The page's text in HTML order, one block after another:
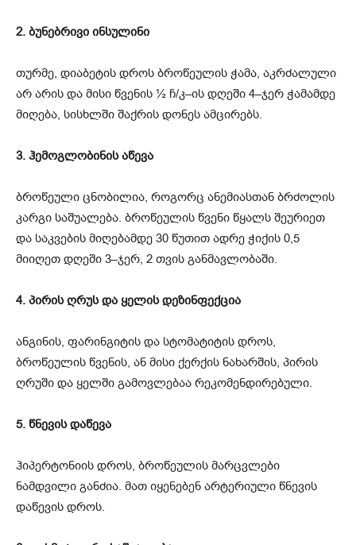
2. ბუნებრივი ინსულინი
თურმე, დიაბეტის დროს ბროწეულის ჭამა, აკრძალული
არ არის და მისი წვენის ½ ჩ/კ–ის დღეში 4–ჯერ ჭამამდე
მიღება, სისხლში შაქრის დონეს ამცირებს.
3. ჰემოგლობინის აწევა
ბროწეული ცნობილია, როგორც ანემიასთან ბრძოლის
კარგი საშუალება. ბროწეულის წვენი წყალს შეურიეთ
და საკვების მიღებამდე 30 წუთით ადრე ჭიქის 0,5
მიიღეთ დღეში 3–ჯერ, 2 თვის განმავლობაში.
4. პირის ღრუს და ყელის დეზინფექცია
ანგინის, ფარინგიტის და სტომატიტის დროს,
ბროწეულის წვენის, ან მისი ქერქის ნახარშის, პირის
ღრუში და ყელში გამოვლებაა რეკომენდირებული.
5. წნევის დაწევა
ჰიპერტონიის დროს, ბროწეულის მარცვლები
ნამდვილი განძია. მათ იყენებენ არტერიული წნევის
დაწევის დროს.